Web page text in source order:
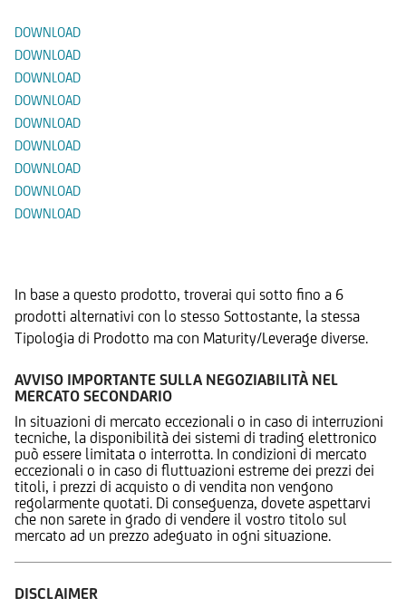
DOWNLOAD
DOWNLOAD
DOWNLOAD
DOWNLOAD
DOWNLOAD
DOWNLOAD
DOWNLOAD
DOWNLOAD
DOWNLOAD
In base a questo prodotto, troverai qui sotto fino a 6
prodotti alternativi con lo stesso Sottostante, la stessa
Tipologia di Prodotto ma con Maturity/Leverage diverse.
AVVISO IMPORTANTE SULLA NEGOZIABILITÀ NEL
MERCATO SECONDARIO
In situazioni di mercato eccezionali o in caso di interruzioni
tecniche, la disponibilità dei sistemi di trading elettronico
può essere limitata o interrotta. In condizioni di mercato
eccezionali o in caso di fluttuazioni estreme dei prezzi dei
titoli, i prezzi di acquisto o di vendita non vengono
regolarmente quotati. Di conseguenza, dovete aspettarvi
che non sarete in grado di vendere il vostro titolo sul
mercato ad un prezzo adeguato in ogni situazione.
DISCLAIMER